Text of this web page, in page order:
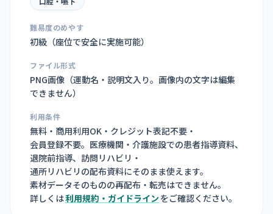
難易度のめやす
初級（座位で安全に実施可能）
ファイル形式
PNG画像（運動名・説明文入り。画像内の文字は編集
できません）
利用条件
無料・商用利用OK・クレジット表記不要・
会員登録不要。医療機関・介護施設での患者指導資料、
退院前指導、訪問リハビリ・
通所リハビリの配布資料にそのまま使えます。
素材データそのものの再配布・転売はできません。
詳しくは利用規約・ガイドライン をご確認ください。